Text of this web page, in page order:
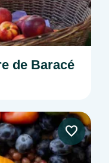
de Baracé